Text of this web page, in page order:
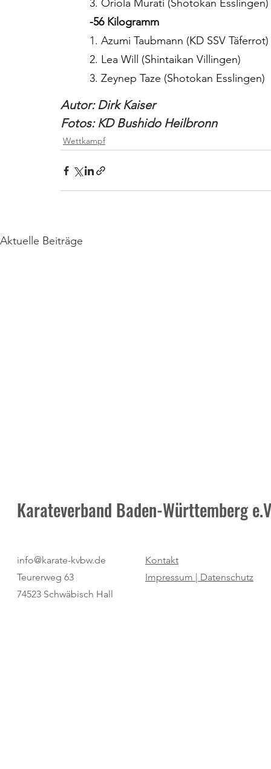
3. Oriola Murati (Shotokan Esslingen)
-56 Kilogramm
1. Azumi Taubmann (KD SSV Täferrot)
2. Lea Will (Shintaikan Villingen)
3. Zeynep Taze (Shotokan Esslingen)
Autor: Dirk Kaiser
Fotos: KD Bushido Heilbronn
Wettkampf
Aktuelle Beiträge
Pure Dominanz: Birtat MTV
Ludwigsburg zum zweiten Mal
Champion
für den SV
Karateverband Baden-Württemberg
info@karate-kvbw.de
Teurerweg 63
74523 Schwäbisch Hall
Kontakt
Impressum | Datenschutz